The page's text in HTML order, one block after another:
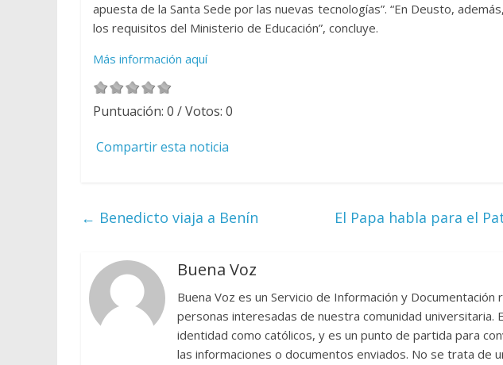
apuesta de la Santa Sede por las nuevas tecnologías”. “En Deusto,
los requisitos del Ministerio de Educación”, concluye.
Más información aquí
Puntuación: 0 / Votos: 0
Compartir esta noticia
← Benedicto viaja a Benín El Papa habla para el
Buena Voz
Buena Voz es un Servicio de Información y Documentación
personas interesadas de nuestra comunidad universitaria.
identidad como católicos, y es un punto de partida para
las informaciones o documentos enviados. No se trata de